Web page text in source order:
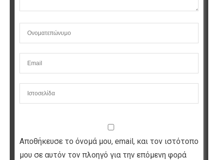
Αποθήκευσε το όνομά μου, email, και τον ιστότοπο
μου σε αυτόν τον πλοηγό για την επόμενη φορά